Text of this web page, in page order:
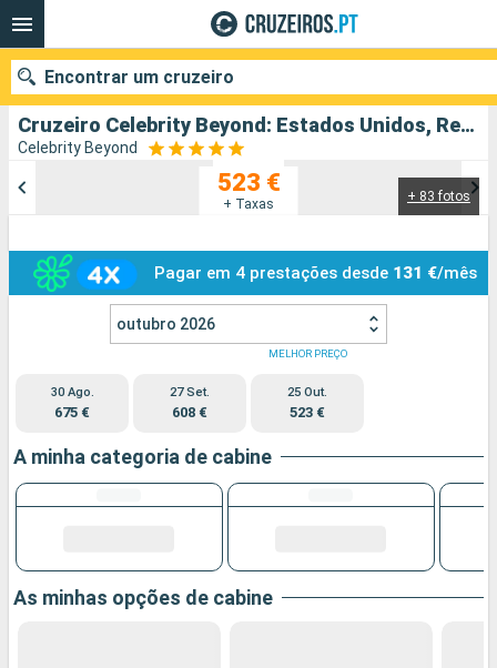
Cruzeiro Celebrity Beyond: Estados Unidos, República Dominicana, Tortola, São Martinho partindo de Miami
Celebrity Beyond
+ 83 fotos
523 €
+ Taxas
Pagar em 4 prestações desde131 €/mês
outubro 2026
30 Ago.
675 €
27 Set.
608 €
MELHOR PREÇO
25 Out.
523 €
A minha categoria de cabine
As minhas opções de cabine
Encontrar um cruzeiro
Data de partida
Portos Companhias
Pesquisar